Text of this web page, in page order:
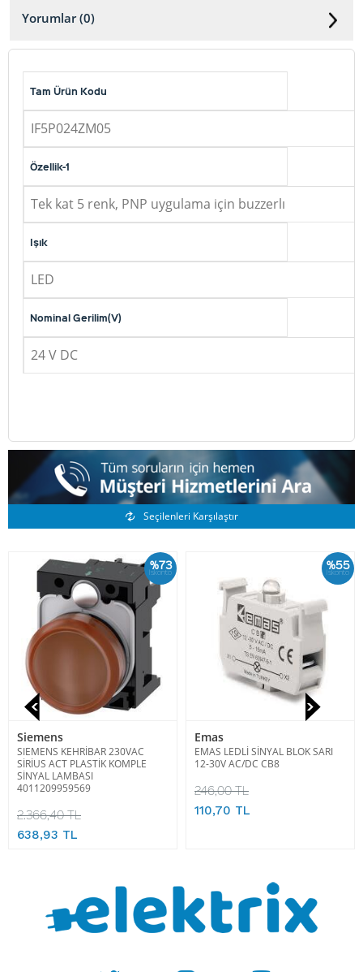
Yorumlar (0)
Tam Ürün Kodu
IF5P024ZM05
Özellik-1
Tek kat 5 renk, PNP uygulama için buzzerlı
Işık
LED
Nominal Gerilim(V)
24 V DC
Benzer Ürünler
Seçilenleri Karşılaştır
%73
İskonto
Siemens
SIEMENS KEHRİBAR 230VAC
SİRİUS ACT PLASTİK KOMPLE
SİNYAL LAMBASI
4011209959569
2.366,40 TL
638,93 TL
%55
İskonto
Emas
EMAS LEDLİ SİNYAL BLOK SARI
12-30V AC/DC CB8
246,00 TL
110,70 TL